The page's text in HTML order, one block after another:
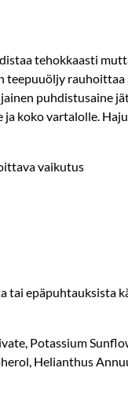
tehokkaasti
rauhoittaa
puhdistusaine
ja koko vartalolle.
vaikutus
epäpuhtauksista
Potassium
Helianthus